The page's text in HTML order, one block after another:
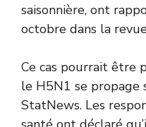
saisonnière, ont
octobre dans la
Ce cas pourrait être
le H5N1 se propage
StatNews. Les